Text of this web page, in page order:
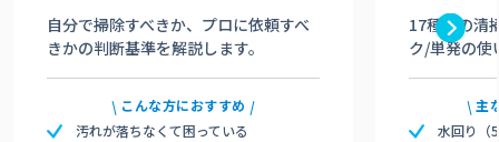
自分で掃除すべきか、プロに依頼すべ
きかの判断基準を解説します。
こんな方におすすめ
汚れが落ちなくて困っている
17種類の清
ク/単発の使
主
水回り（